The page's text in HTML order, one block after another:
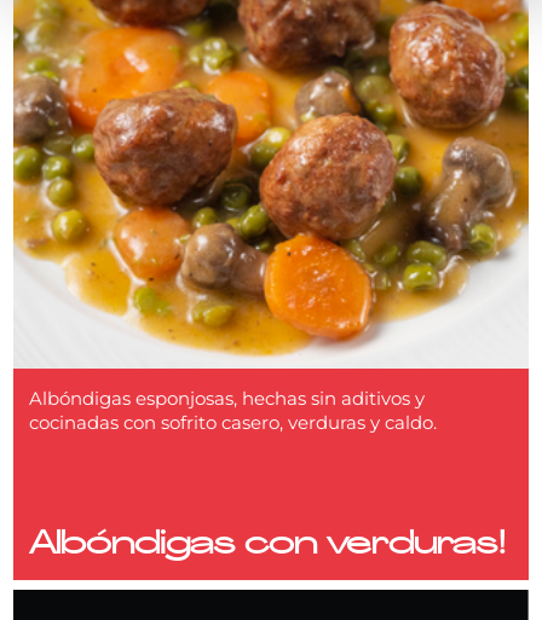
Albóndigas con verduras!
Albóndigas esponjosas, hechas sin aditivos y
cocinadas con sofrito casero, verduras y caldo.